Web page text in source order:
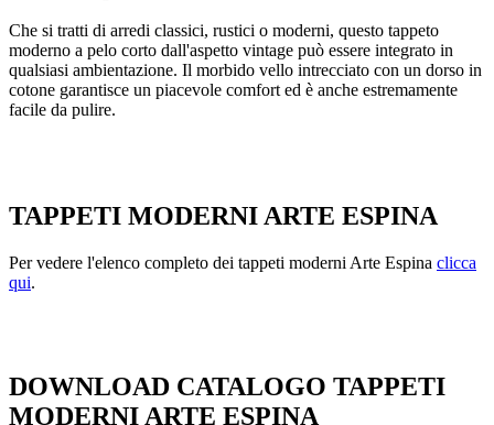
Che si tratti di arredi classici, rustici o moderni, questo tappeto
moderno a pelo corto dall'aspetto vintage può essere integrato in
qualsiasi ambientazione. Il morbido vello intrecciato con un dorso in
cotone garantisce un piacevole comfort ed è anche estremamente
facile da pulire.
TAPPETI MODERNI ARTE ESPINA
Per vedere l'elenco completo dei tappeti moderni Arte Espina clicca
qui.
DOWNLOAD CATALOGO TAPPETI
MODERNI ARTE ESPINA